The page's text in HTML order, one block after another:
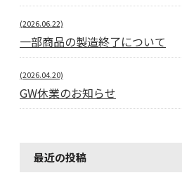
(2026.06.22)
一部商品の製造終了について
(2026.04.20)
GW休業のお知らせ
最近の投稿